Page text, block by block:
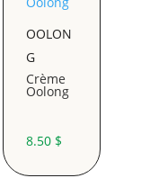
OOLON
G
Crème
Oolong
8.50 $